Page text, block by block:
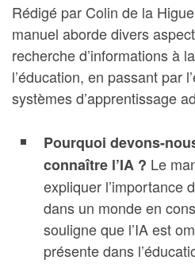
Rédigé par Colin de la
manuel aborde divers
recherche d’informations à
l’éducation, en passant par
systèmes d’apprentissage
Pourquoi devons-
connaître l’IA ? Le
expliquer l’importance
dans un monde en
souligne que l’IA est
présente dans